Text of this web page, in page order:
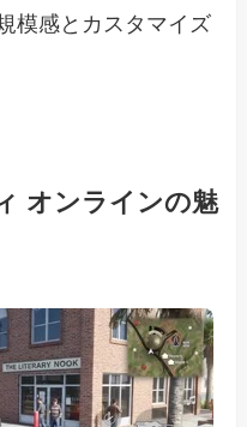
模感とカスタマイズ
オンラインの魅